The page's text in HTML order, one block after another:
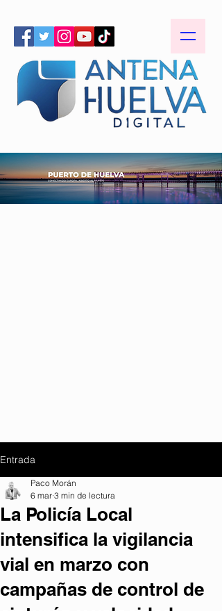
Entrada
La Policía Local
intensifica la vigilancia
vial en marzo con
campañas de control de
Paco Morán
6 mar 3 min de lectura